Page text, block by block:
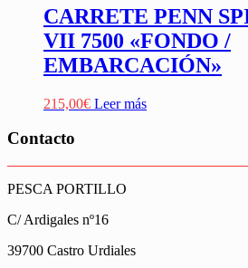
CARRETE PENN
VII 7500 «FONDO /
EMBARCACIÓN»
215,00€ Leer más
Contacto
PESCA PORTILLO
C/ Ardigales nº16
39700 Castro Urdiales